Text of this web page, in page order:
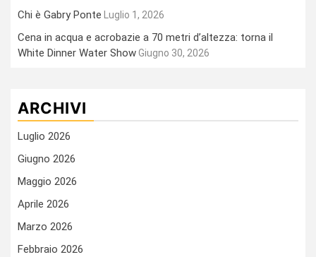
Chi è Gabry Ponte Luglio 1, 2026
Cena in acqua e acrobazie a 70 metri d’altezza: torna il
White Dinner Water ShowGiugno 30, 2026
ARCHIVI
Luglio 2026
Giugno 2026
Maggio 2026
Aprile 2026
Marzo 2026
Febbraio 2026